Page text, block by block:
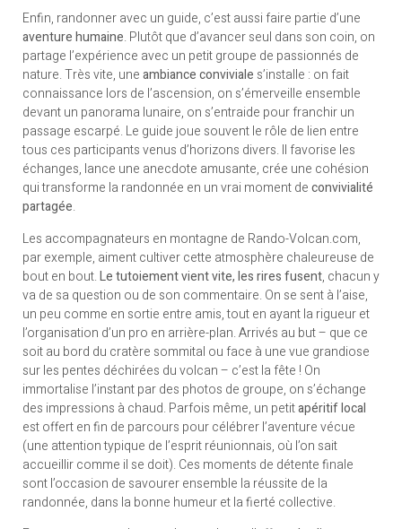
Enfin, randonner avec un guide, c’est aussi faire partie d’une
aventure humaine. Plutôt que d’avancer seul dans son coin, on
partage l’expérience avec un petit groupe de passionnés de
nature. Très vite, uneambiance conviviale s’installe : on fait
connaissance lors de l’ascension, on s’émerveille ensemble
devant un panorama lunaire, on s’entraide pour franchir un
passage escarpé. Le guide joue souvent le rôle de lien entre
tous ces participants venus d’horizons divers. Il favorise les
échanges, lance une anecdote amusante, crée une cohésion
qui transforme la randonnée en un vrai moment deconvivialité
partagée.
Les accompagnateurs en montagne de Rando-Volcan.com,
par exemple, aiment cultiver cette atmosphère chaleureuse de
bout en bout.Le tutoiement vient vite, les rires fusent, chacun y
va de sa question ou de son commentaire. On se sent à l’aise,
un peu comme en sortie entre amis, tout en ayant la rigueur et
l’organisation d’un pro en arrière-plan. Arrivés au but – que ce
soit au bord du cratère sommital ou face à une vue grandiose
sur les pentes déchirées du volcan – c’est la fête ! On
immortalise l’instant par des photos de groupe, on s’échange
des impressions à chaud. Parfois même, un petitapéritif local
est offert en fin de parcours pour célébrer l’aventure vécue
(une attention typique de l’esprit réunionnais, où l’on sait
accueillir comme il se doit). Ces moments de détente finale
sont l’occasion de savourer ensemble la réussite de la
randonnée, dans la bonne humeur et la fierté collective.